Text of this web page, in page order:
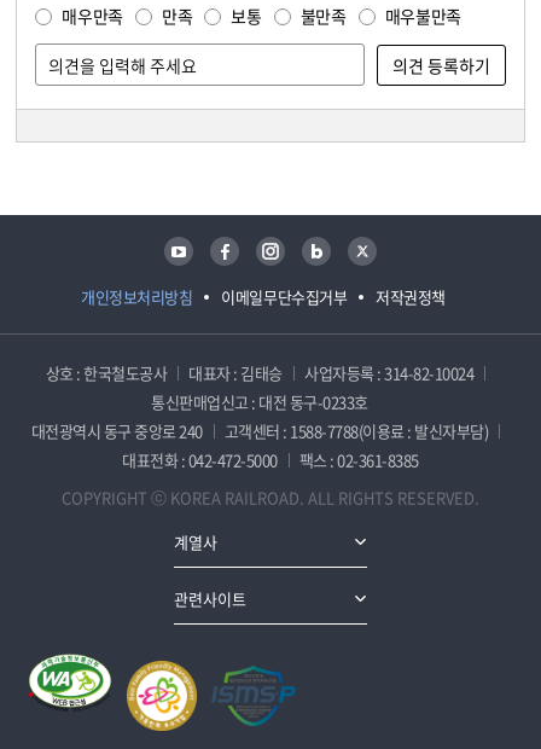
매우만족 만족 보통 불만족 매우불만족
개인정보처리방침 이메일무단수집거부 저작권정책
유튜브 페이스북 인스타그램 블로그 트위터
상호 : 한국철도공사 대표자 : 김태승
사업자등록 : 314-82-10024
통신판매업신고 : 대전 동구-0233호
대전광역시 동구 중앙로 240
고객센터 : 1588-7788(이용료 : 발신자부담)
대표전화 : 042-472-5000
팩스 : 02-361-8385
COPYRIGHT ⓒ KOREA RAILROAD. ALL RIGHTS RESERVED.
계열사
관련사이트